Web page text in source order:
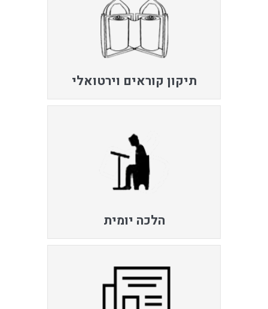
תיקון קוראים וירטואלי
הלכה יומית